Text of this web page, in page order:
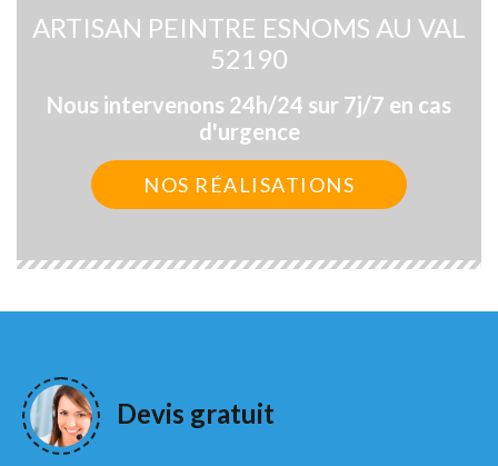
ARTISAN PEINTRE ESNOMS AU VAL
52190
Nous intervenons 24h/24 sur 7j/7 en cas
d'urgence
NOS RÉALISATIONS
Devis gratuit